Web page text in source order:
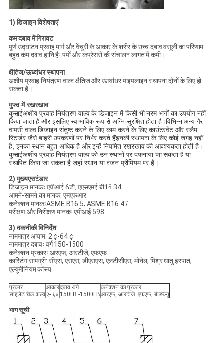
1) डिजाइन विशेषताएं
कम दबाव में गिरावट
पूर्ण उद्घाटन प्रवाह मार्ग और वेंचुरी के आकार के शरीर के उच्च दबाव वसूली का परिणाम
बहुत कम दबाव हानि हैः पंपों और कंप्रेसरों की संचालन लागत में कमी।
क्षैतिज/ऊर्ध्वाधर स्थापना
अक्षीय प्रवाह नियंत्रण वाल्व क्षैतिज और ऊर्ध्वाधर पाइपलाइन स्थापना दोनों के लिए हो
सकता है।
मुफ्त में रखरखाव
कुसाईअक्षीय प्रवाह नियंत्रण वाल्व के डिजाइन में किसी भी नरम भागों का उपयोग नहीं
किया जाता है और इसलिए स्वाभाविक रूप से अग्नि-सुरक्षित होता है।विभिन्न अन्य गैर
वापसी वाल्व डिजाइन संतुष्ट करने के लिए काम करने के लिए काउंटरवेट और स्लैम
रिटार्डर जैसे बाहरी उपकरणों पर निर्भर करते हैंइनकी स्थापना के लिए कोई जगह नहीं
है, इनका स्थान बहुत अधिक है और इन्हें नियमित रखरखाव की आवश्यकता होती है।
कुसाईअक्षीय प्रवाह नियंत्रण वाल्व को उन स्थानों पर दफनाया जा सकता है या
स्थापित किया जा सकता है जहां स्थान या वजन प्रीमियम पर है।
2) मुख्यएसटंडार
डिजाइन मानकः एपीआई 6डी, एएसएमई बी16.34
आमने-सामने का मानक: एमएफआर
कनेक्शन मानकःASME B16.5, ASME B16.47
परीक्षण और निरीक्षण मानकः एपीआई 598
3) तकनीकी विनिर्देश
नाममात्र आयाम: 2 ¢-64 ¢
नाममात्र दबावः वर्ग 150-1500
कनेक्शन प्रकारः आरएफ, आरटीजे, एफएफ
कास्टिंग सामग्री: सीएस, एसएस, डीएसएस, एलटीसीएस, मोनेल, मिश्र धातु इस्पात,
एल्यूमीनियम कांस्य
प्रकार आकारदबाव -वर्ग
कनेक्शन का प्रकार
साइलेंट चेक वाल्व२- ६४ 150LB -1500LBआरएफ, आरटीजे. एफएफ, बीडब्ल्यू
भाग सूची